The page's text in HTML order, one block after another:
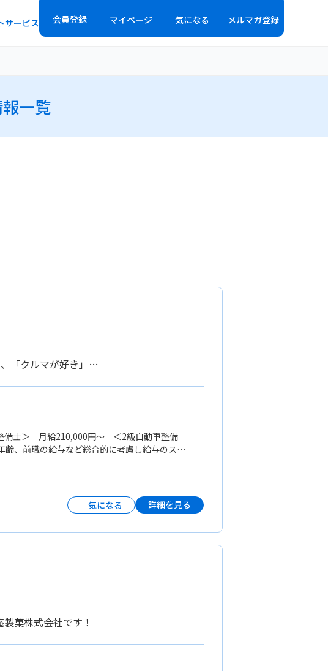
サービス 会員登録 マイページ 気になる メルマガ登録
一覧
「クルマが好き」…
士＞ 月給210,000円〜 ＜2級自動車整備
前職の給与など総合的に考慮し給与のスタ
気になる 詳細を見る
菓株式会社です！